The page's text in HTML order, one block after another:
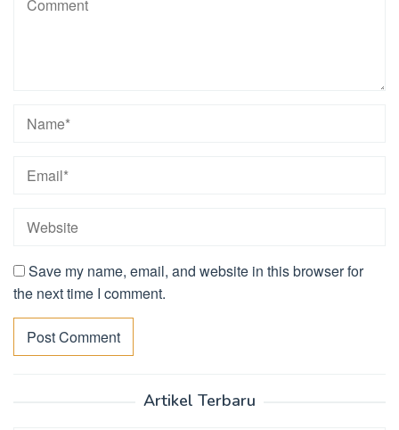
Save my name, email, and website in this browser for
the next time I comment.
Artikel Terbaru